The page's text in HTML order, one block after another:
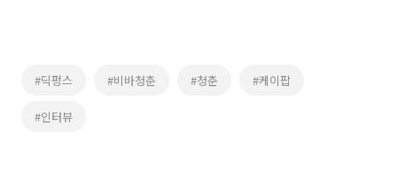
#딕펑스 #비바청춘 #청춘 #케이팝
#인터뷰